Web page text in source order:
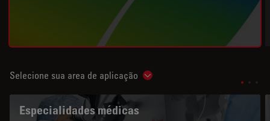
Selecione sua area de aplicação Show subnavigation
Especialidades médicas